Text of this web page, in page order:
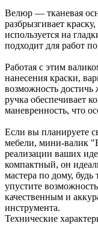
Велюр — тканевая
разбрызгивает
используется на
подходит для работ по
Работая с этим
нанесения краски,
возможность достичь
ручка обеспечивает
маневренность, что
Если вы планируете
мебели, мини-валик
реализации ваших
компактный, он
мастера по дому,
упустите
качественным и
инструмента.
Технические